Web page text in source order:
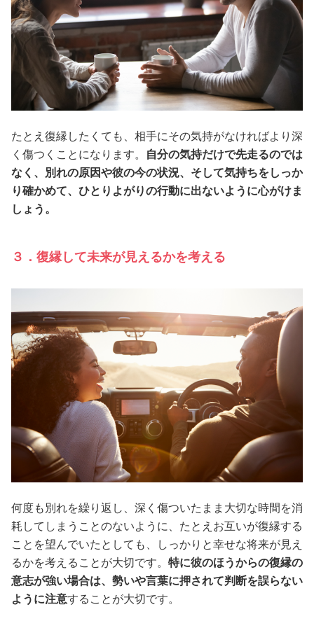
たとえ復縁したくても、相手にその気持がなければより深
く傷つくことになります。
自分の気持だけで先走るのでは
なく、別れの原因や彼の今の状況、そして気持ちをしっか
り確かめて、ひとりよがりの行動に出ないように心がけま
しょう。
３．復縁して未来が見えるかを考える
何度も別れを繰り返し、深く傷ついたまま大切な時間を消
耗してしまうことのないように、たとえお互いが復縁する
ことを望んでいたとしても、しっかりと幸せな将来が見え
るかを考えることが大切です。 特に彼のほうからの復縁の
意志が強い場合は、勢いや言葉に押されて判断を誤らない
ように注意することが大切です。